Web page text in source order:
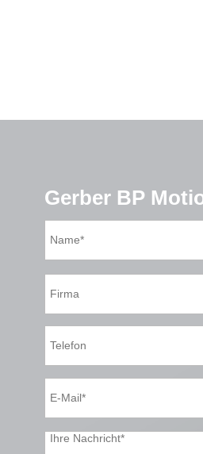
Gerber BP
lasse
lasse